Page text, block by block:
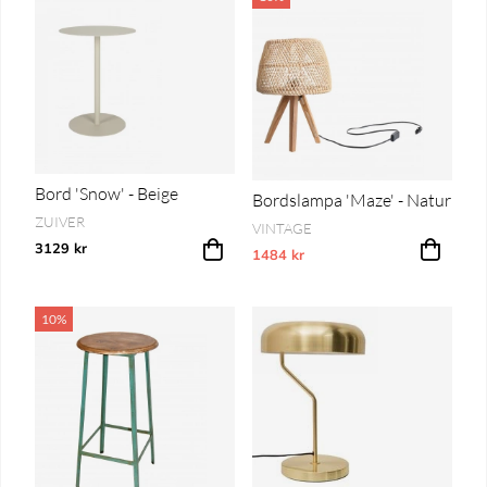
Bord 'Snow' - Beige
ZUIVER
3129 kr
Bordslampa 'Maze' - Natur
VINTAGE
1484 kr
Vårt lägsta pris 1-30 dagar innan
10%